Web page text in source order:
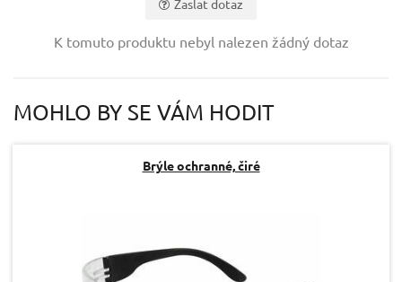
Zaslat dotaz
K tomuto produktu nebyl nalezen žádný dotaz
MOHLO BY SE VÁM HODIT
Brýle ochranné, čiré